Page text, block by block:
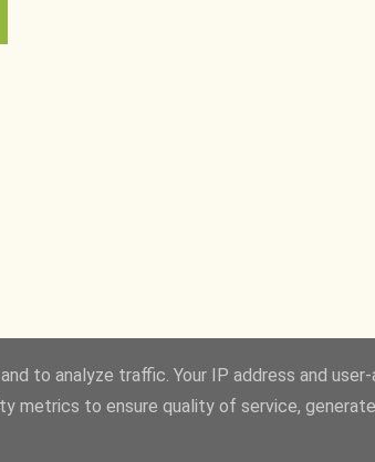
Obsługiwane przez usługę Blogger
to analyze traffic. Your IP address and
metrics to ensure quality of service,